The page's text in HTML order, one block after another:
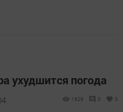
ухудшится погода
1629 0 0